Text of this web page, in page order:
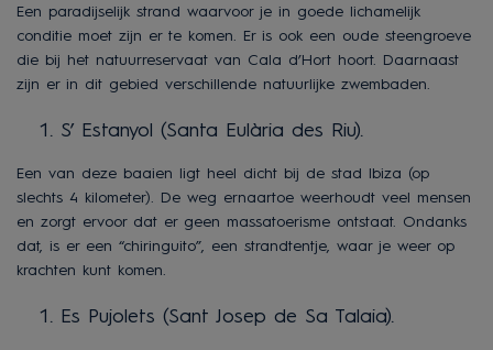
Een paradijselijk strand waarvoor je in goede lichamelijk
conditie moet zijn er te komen. Er is ook een oude steengroeve
die bij het natuurreservaat van Cala d’Hort hoort. Daarnaast
zijn er in dit gebied verschillende natuurlijke zwembaden.
S’ Estanyol (Santa Eulària des Riu).
Een van deze baaien ligt heel dicht bij de stad Ibiza (op
slechts 4 kilometer). De weg ernaartoe weerhoudt veel mensen
en zorgt ervoor dat er geen massatoerisme ontstaat. Ondanks
dat, is er een “chiringuito”, een strandtentje, waar je weer op
krachten kunt komen.
Es Pujolets (Sant Josep de Sa Talaia).